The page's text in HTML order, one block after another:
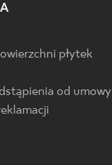
płytek
od umowy